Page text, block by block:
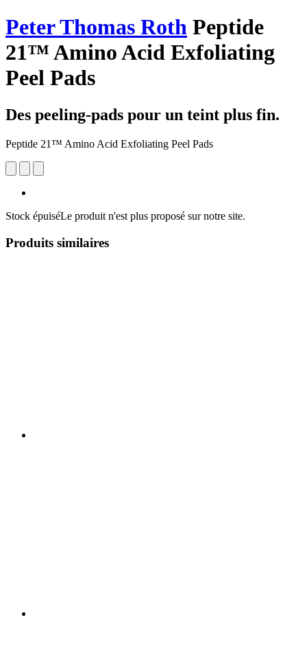
Peter Thomas Roth Peptide
21™ Amino Acid Exfoliating
Peel Pads
Des peeling-pads pour un teint plus fin.
Peptide 21™ Amino Acid Exfoliating Peel Pads
Stock épuiséLe produit n'est plus proposé sur notre site.
Produits similaires